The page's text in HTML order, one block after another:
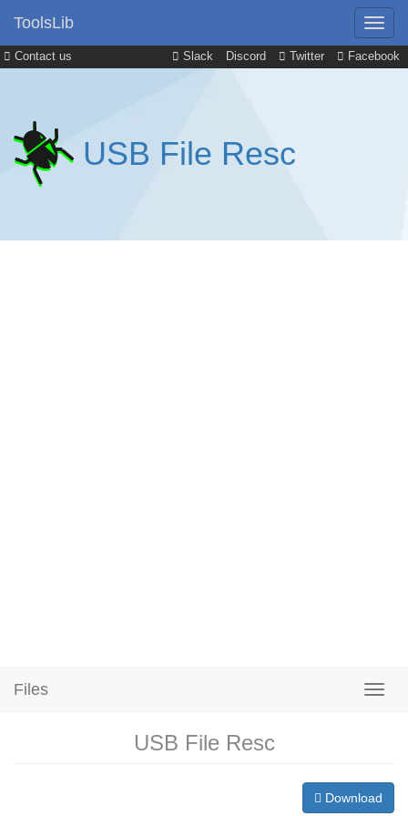
Contact us Slack Discord Twitter Facebook
ToolsLib
USB File Resc
Files
USB File Resc
Download